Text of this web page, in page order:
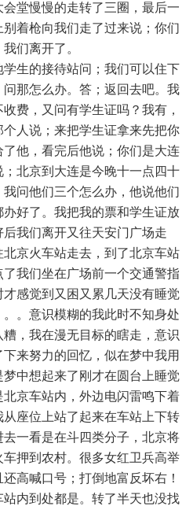
堂慢慢的走转了三圈，最后一
着枪向我们走了过来说；你们
们离开了。
生的接待站问；我们可以住下
那怎么办。答；返回去吧。我
费，又问有学生证吗？我有，
人说；来把学生证拿来先把你
他，看完后他说；你们是大连
北京到大连是今晚十一点四十
问他们三个怎么办，他说他们
好了。我把我的票和学生证放
我们离开又往天安门广场走
京火车站走去，到了北京车站
我们坐在广场前一个交通警指
感觉到又困又累几天没有睡觉
。意识模糊的我此时不知身处
，我在漫无目标的瞎走，意识
来努力的回忆，似在梦中我用
中想起来了刚才在圆台上睡觉
京车站内，外边电闪雷鸣下着
座位上站了起来在车站上下转
一看是在斗四类分子，北京将
押到农村。很多女红卫兵高举
高喊口号；打倒地富反坏右！
内到处都是。转了半天也没找